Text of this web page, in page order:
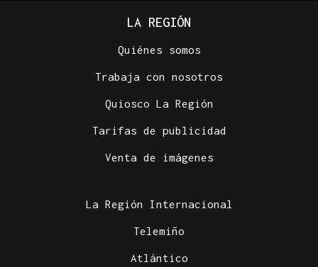
LA REGIÓN
Quiénes somos
Trabaja con nosotros
Quiosco La Región
Tarifas de publicidad
Venta de imágenes
La Región Internacional
Telemiño
Atlántico